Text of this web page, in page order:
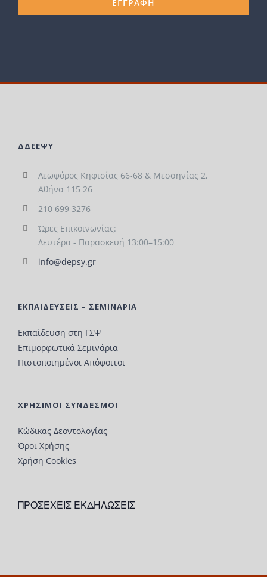
ΔΔΕΕΨΥ
Λεωφόρος Κηφισίας 66-68 & Μεσσηνίας 2,
Αθήνα 115 26
210 699 3276
Ώρες Επικοινωνίας:
Δευτέρα - Παρασκευή 13:00–15:00
info@depsy.gr
ΕΚΠΑΙΔΕΥΣΕΙΣ – ΣΕΜΙΝΑΡΙΑ
Εκπαίδευση στη ΓΣΨ
Επιμορφωτικά Σεμινάρια
Πιστοποιημένοι Απόφοιτοι
ΧΡΗΣΙΜΟΙ ΣΥΝΔΕΣΜΟΙ
Κώδικας Δεοντολογίας
Όροι Χρήσης
Χρήση Cookies
ΠΡΟΣΕΧΕΙΣ ΕΚΔΗΛΩΣΕΙΣ